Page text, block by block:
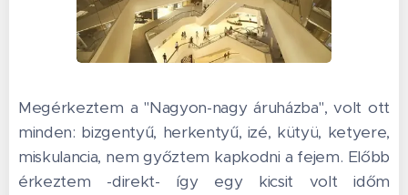
Megérkeztem a "Nagyon-nagy áruházba", volt ott
minden: bizgentyű, herkentyű, izé, kütyü, ketyere,
miskulancia, nem győztem kapkodni a fejem. Előbb
érkeztem -direkt- így egy kicsit volt időm